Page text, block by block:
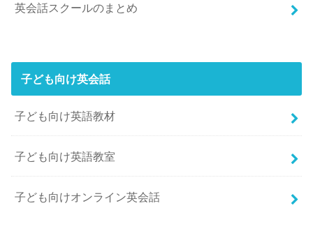
英会話スクールのまとめ
子ども向け英会話
子ども向け英語教材
子ども向け英語教室
子ども向けオンライン英会話